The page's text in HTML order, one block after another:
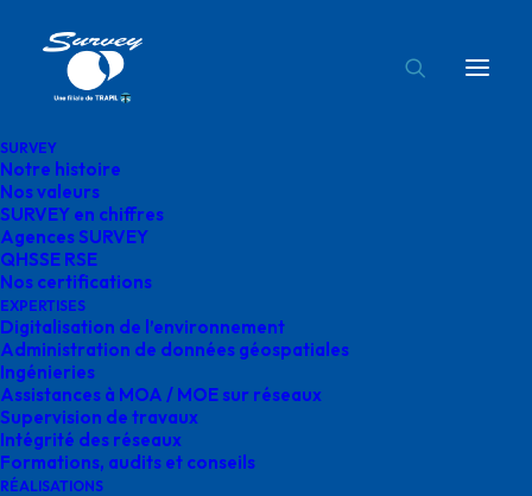
SURVEY
Notre histoire
Nos valeurs
SURVEY en chiffres
Agences SURVEY
QHSSE RSE
Nos certifications
EXPERTISES
Digitalisation de l’environnement
Administration de données géospatiales
Ingénieries
Assistances à MOA / MOE sur réseaux
Supervision de travaux
Intégrité des réseaux
Formations, audits et conseils
RÉALISATIONS
Vérification de compatibilité
Cette mission avait pour objectif final de vérifier la
compatibilité de dalles polyéthylène de protection avec
la méthode de protection cathodique des conduites de
gaz.
Nos équipes ont donc mise en place un protocole de
test, réalisé les mesures nécessaires et rédigé un